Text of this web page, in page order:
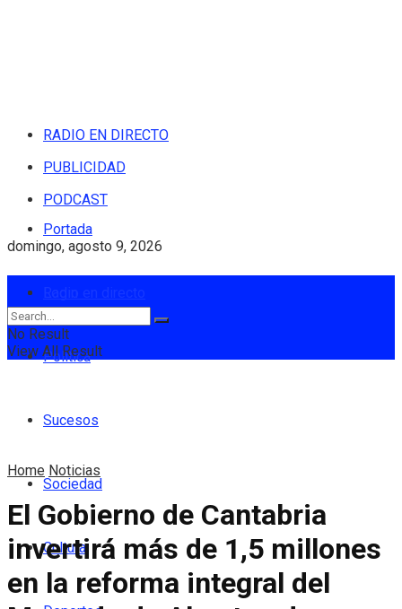
RADIO EN DIRECTO
PUBLICIDAD
PODCAST
domingo, agosto 9, 2026
Portada
Política
Sucesos
Sociedad
Cultura
No Result
View All Result
Home Noticias
El Gobierno de Cantabria
invertirá más de 1,5 millones
en la reforma integral del